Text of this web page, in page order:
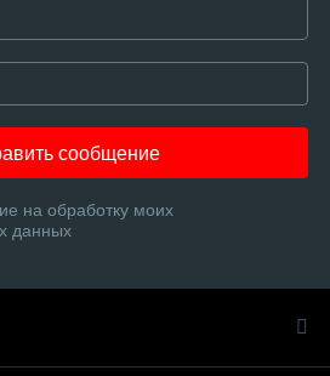
сообщение
на обработку моих
данных